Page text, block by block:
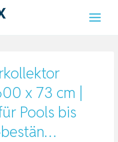
x 73 cm |
Pools bis